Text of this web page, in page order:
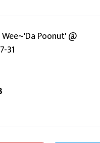
Wee~'Da Poonut' @
31